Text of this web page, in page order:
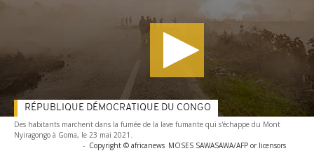
Des habitants marchent dans la fumée de la lave fumante qui s'échappe du Mont
Nyiragongo à Goma, le 23 mai 2021.
- Copyright © africanews MOSES SAWASAWA/AFP or licensors
RÉPUBLIQUE DÉMOCRATIQUE DU CONGO